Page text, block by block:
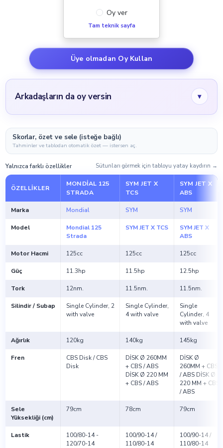
Oy ver
Tam teknik sayfa
Üye olmadan Oy Kullan
Arkadaşların da oy versin ▾
Skorlar, özet ve sele (isteğe bağlı)
Tahminler ve tablodan otomatik özet — istersen aç.
Yalnızca farklı özellikler Sütunları görmek için tabloyu yatay kaydırın →
ÖZELLIKLER
MONDIAL 125
STRADA
SYM JET X
TCS
SYM JET X
ABS
Marka Mondial SYM SYM
Model
Mondial 125
Strada
SYM JET X TCS
SYM JET X
ABS
Motor Hacmi 125cc 125cc 125cc
Güç 11.3hp 11.5hp 12.5hp
Tork 12nm. 11.5nm. 11.5nm.
Silindir / Subap
Single Cylinder, 2
with valve
Single Cylinder,
4 with valve
Single
Cylinder, 4
with valve
Ağırlık 120kg 140kg 145kg
Fren
CBS Disk / CBS
Disk
DİSK Ø 260MM
+ CBS / ABS
DİSK Ø 220 MM
+ CBS / ABS
DİSK Ø
260MM + CBS
/ ABS DİSK Ø
220 MM + CBS
/ ABS
Sele
Yüksekliği (cm)
79cm 78cm 79cm
Lastik
100/80-14 -
120/70-14
100/90-14 /
110/80-14
100/90-14 /
110/80-14